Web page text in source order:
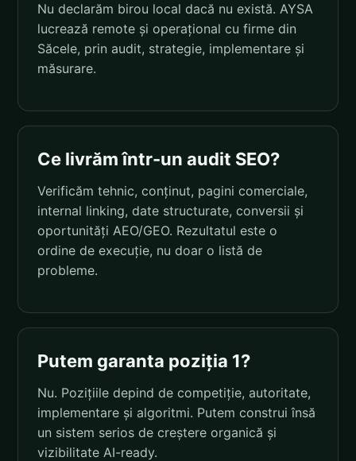
Nu declarăm birou local dacă nu există. AYSA
lucrează remote și operațional cu firme din
Săcele, prin audit, strategie, implementare și
măsurare.
Ce livrăm într-un audit SEO?
Verificăm tehnic, conținut, pagini comerciale,
internal linking, date structurate, conversii și
oportunități AEO/GEO. Rezultatul este o
ordine de execuție, nu doar o listă de
probleme.
Putem garanta poziția 1?
Nu. Pozițiile depind de competiție, autoritate,
implementare și algoritmi. Putem construi însă
un sistem serios de creștere organică și
vizibilitate AI-ready.